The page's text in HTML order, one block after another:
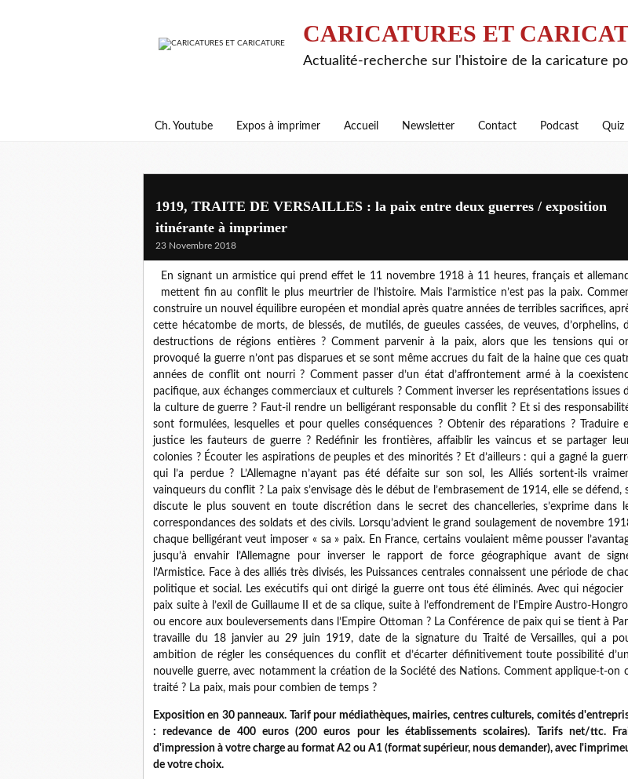
CARICATURES ET
Actualité-recherche sur l'histoire de la caricature
Ch. Youtube Expos à imprimer Accueil Newsletter Contact Podcast Quiz
1919, TRAITE DE VERSAILLES : la paix entre deux guerres / exposition
itinérante à imprimer
23 Novembre 2018
En signant un armistice qui prend effet le 11 novembre 1918 à 11 heures, français et
mettent fin au conflit le plus meurtrier de l’histoire. Mais l’armistice n’est pas la paix.
construire un nouvel équilibre européen et mondial après quatre années de terribles sacrifices,
cette hécatombe de morts, de blessés, de mutilés, de gueules cassées, de veuves, d’orphelins,
destructions de régions entières ? Comment parvenir à la paix, alors que les tensions qui
provoqué la guerre n’ont pas disparues et se sont même accrues du fait de la haine que ces
années de conflit ont nourri ? Comment passer d’un état d’affrontement armé à la
pacifique, aux échanges commerciaux et culturels ? Comment inverser les représentations issues
la culture de guerre ? Faut-il rendre un belligérant responsable du conflit ? Et si des
sont formulées, lesquelles et pour quelles conséquences ? Obtenir des réparations ? Traduire
justice les fauteurs de guerre ? Redéfinir les frontières, affaiblir les vaincus et se partager
colonies ? Écouter les aspirations de peuples et des minorités ? Et d’ailleurs : qui a gagné la
qui l’a perdue ? L’Allemagne n’ayant pas été défaite sur son sol, les Alliés sortent-ils
vainqueurs du conflit ? La paix s’envisage dès le début de l’embrasement de 1914, elle se défend,
discute le plus souvent en toute discrétion dans le secret des chancelleries, s’exprime dans
correspondances des soldats et des civils. Lorsqu’advient le grand soulagement de novembre
chaque belligérant veut imposer « sa » paix. En France, certains voulaient même pousser
jusqu’à envahir l’Allemagne pour inverser le rapport de force géographique avant de
l’Armistice. Face à des alliés très divisés, les Puissances centrales connaissent une période de
politique et social. Les exécutifs qui ont dirigé la guerre ont tous été éliminés. Avec qui négocier
paix suite à l’exil de Guillaume II et de sa clique, suite à l’effondrement de l’Empire Austro-
ou encore aux bouleversements dans l’Empire Ottoman ? La Conférence de paix qui se tient à
travaille du 18 janvier au 29 juin 1919, date de la signature du Traité de Versailles, qui a
ambition de régler les conséquences du conflit et d’écarter définitivement toute possibilité
nouvelle guerre, avec notamment la création de la Société des Nations. Comment applique-t-on
traité ? La paix, mais pour combien de temps ?
Exposition en 30 panneaux. Tarif pour médiathèques, mairies, centres culturels, comités
: redevance de 400 euros (200 euros pour les établissements scolaires). Tarifs net/ttc.
d'impression à votre charge au format A2 ou A1 (format supérieur, nous demander), avec
de votre choix.